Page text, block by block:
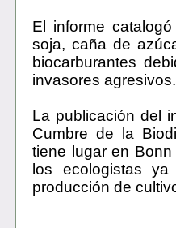
El informe
soja, caña de
biocarburantes
invasores agresivos.
La publicación del
Cumbre de la
tiene lugar en
los ecologistas
producción de